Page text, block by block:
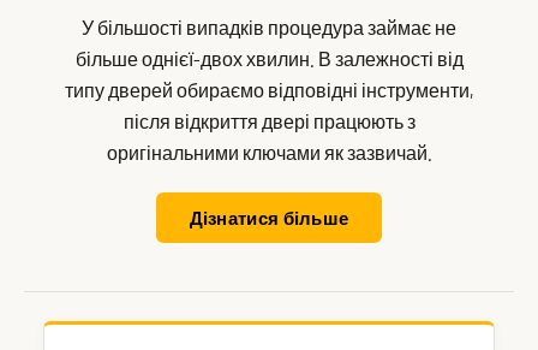
У більшості випадків процедура займає не
більше однієї-двох хвилин. В залежності від
типу дверей обираємо відповідні інструменти,
після відкриття двері працюють з
оригінальними ключами як зазвичай.
Дізнатися більше